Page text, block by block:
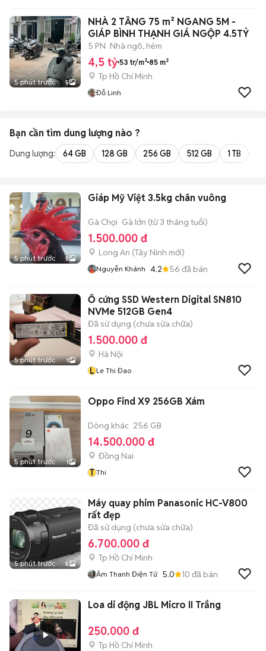
5 phút trước 5
NHÀ 2 TẦNG 75 m² NGANG 5M -
GIÁP BÌNH THẠNH GIÁ NGỘP 4.5TỶ
5 PN Nhà ngõ, hẻm
4,5 tỷ 53 tr/m² 85 m²
Tp Hồ Chí Minh
Đỗ Linh
Bạn cần tìm dung lượng nào ?
Dung lượng: 64 GB 128 GB 256 GB 512 GB 1 TB
5 phút trước 5
Giáp Mỹ Việt 3.5kg chân vuông
Gà Chọi Gà lớn (từ 3 tháng tuổi)
1.500.000 đ
Long An (Tây Ninh mới)
Nguyễn Khánh 4.2 56 đã bán
5 phút trước 1
Ổ cứng SSD Western Digital SN810
NVMe 512GB Gen4
Đã sử dụng (chưa sửa chữa)
1.500.000 đ
Hà Nội
L Le Thi Đao
5 phút trước 1
Oppo Find X9 256GB Xám
Dòng khác 256 GB
14.500.000 đ
Đồng Nai
T Thi
5 phút trước 5
Máy quay phim Panasonic HC-V800
rất đẹp
Đã sử dụng (chưa sửa chữa)
6.700.000 đ
Tp Hồ Chí Minh
Âm Thanh Điện Tử 5.0 10 đã bán
Loa di động JBL Micro II Trắng
250.000 đ
Tp Hồ Chí Minh